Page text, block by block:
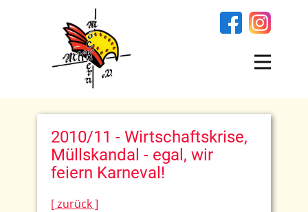
2010/11 - Wirtschaftskrise,
Müllskandal - egal, wir
feiern Karneval!
[ zurück ]